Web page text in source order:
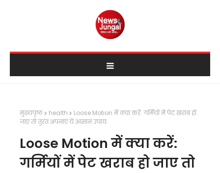
मुख्यपृष्ठ health
Loose Motion में क्या करें: गर्मियों में पेट खराब हो
जाए तो तुरंत अपनाएं ये आसान उपाय
Loose Motion में क्या करें:
गर्मियों में पेट खराब हो जाए तो